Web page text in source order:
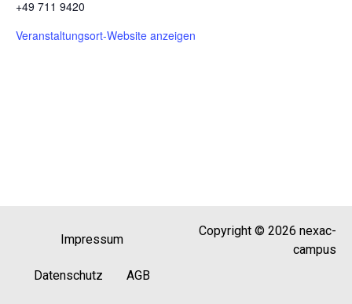
+49 711 9420
Veranstaltungsort-Website anzeigen
Impressum
Datenschutz AGB
Copyright © 2026 nexac-
campus